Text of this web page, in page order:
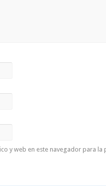
y web en este navegador para la